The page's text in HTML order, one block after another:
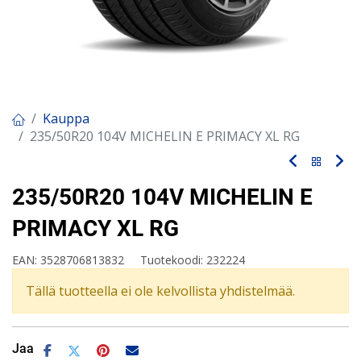
Kauppa
235/50R20 104V MICHELIN E PRIMACY XL RG
235/50R20 104V MICHELIN E
PRIMACY XL RG
EAN: 3528706813832 Tuotekoodi: 232224
Tällä tuotteella ei ole kelvollista yhdistelmää.
Jaa